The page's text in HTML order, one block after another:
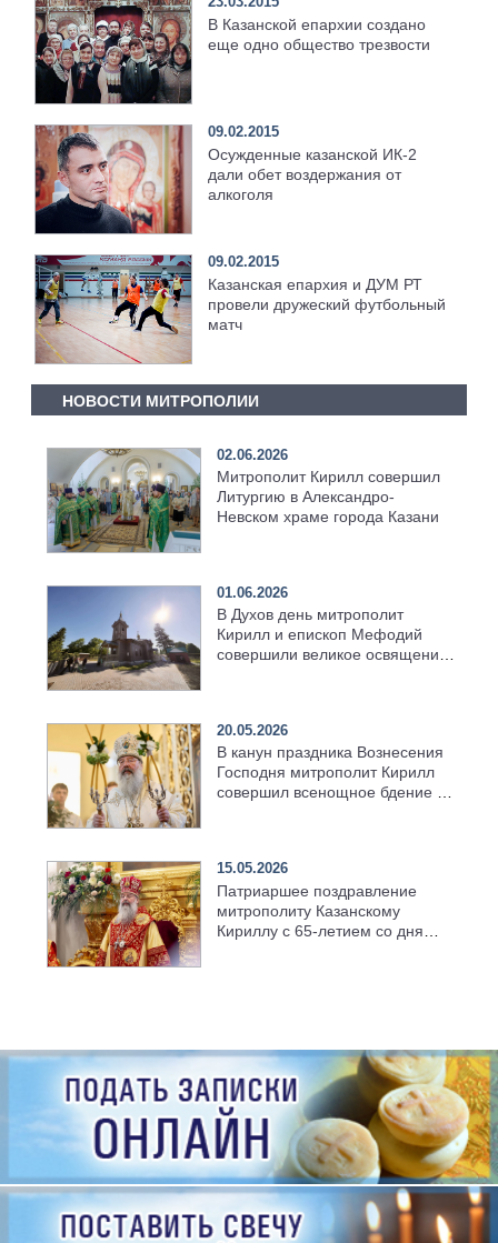
В Казанской епархии создано
еще одно общество трезвости
09.02.2015
Осужденные казанской ИК-2
дали обет воздержания от
алкоголя
09.02.2015
Казанская епархия и ДУМ РТ
провели дружеский футбольный
матч
НОВОСТИ МИТРОПОЛИИ
02.06.2026
Митрополит Кирилл совершил
Литургию в Александро-
Невском храме города Казани
01.06.2026
В Духов день митрополит
Кирилл и епископ Мефодий
совершили великое освящение
20.05.2026
В канун праздника Вознесения
Господня митрополит Кирилл
совершил всенощное бдение в
15.05.2026
Патриаршее поздравление
митрополиту Казанскому
Кириллу с 65-летием со дня